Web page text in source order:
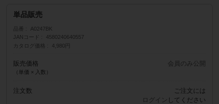
単品販売
品番
A0247BK
JANコード
4580240640557
カタログ価格
4,980円
販売価格
（単価 × 入数）
会員のみ公開
注文数
ご注文には
ログイン してください